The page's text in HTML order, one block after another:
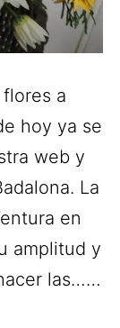
a
hoy ya se
web y
La
en
amplitud y
las……